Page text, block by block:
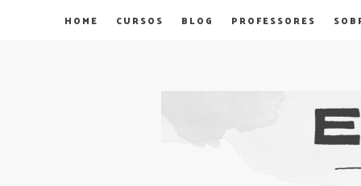
HOME CURSOS BLOG PROFESSORES